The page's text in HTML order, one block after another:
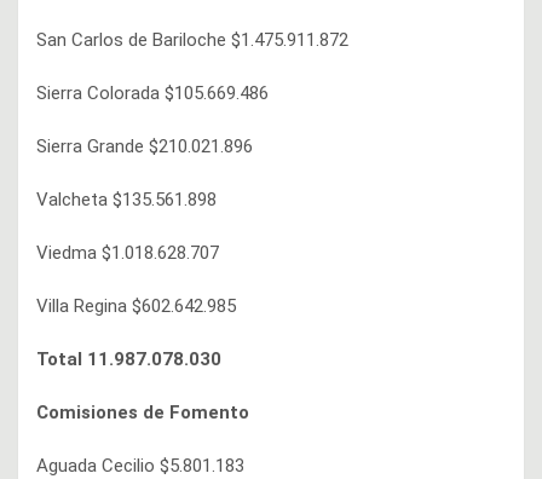
San Carlos de Bariloche $1.475.911.872
Sierra Colorada $105.669.486
Sierra Grande $210.021.896
Valcheta $135.561.898
Viedma $1.018.628.707
Villa Regina $602.642.985
Total 11.987.078.030
Comisiones de Fomento
Aguada Cecilio $5.801.183